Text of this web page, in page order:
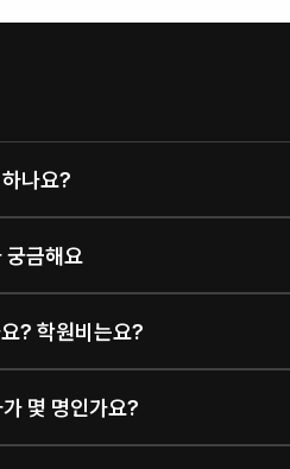
나요?
궁금해요
? 학원비는요?
몇 명인가요?